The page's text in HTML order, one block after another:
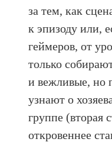
за тем, как
к эпизоду или,
геймеров, от
только
и вежливые, но
узнают о
группе (вторая
откровеннее